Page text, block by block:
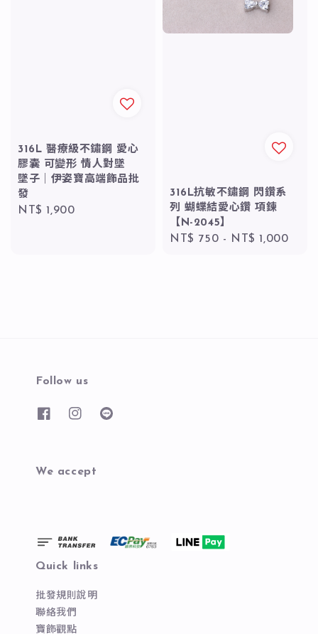
316L 醫療級不鏽鋼 愛心
膠囊 可變形 情人對墜
墜子｜伊姿寶高端飾品批
發
Regular
NT$ 1,900
316L抗敏不鏽鋼 閃鑽系
列 蝴蝶結愛心鑽 項鍊
【N-2045】
Regular
NT$ 750 - NT$ 1,000
Follow us
We accept
Quick links
批發規則說明
聯絡我們
寶飾觀點